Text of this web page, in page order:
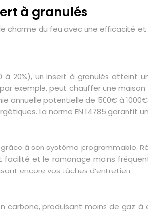
à granulés
charme du feu avec une efficacité
20%), un insert à granulés atteint
exemple, peut chauffer une
annuelle potentielle de 500€ à
La norme EN 14785 garantit
à son système
et le ramonage moins
encore vos tâches d’entretien.
carbone, produisant moins de gaz